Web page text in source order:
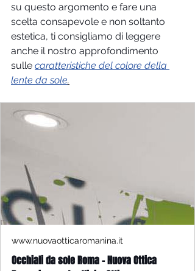
su questo argomento e fare una
scelta consapevole e non soltanto
estetica, ti consigliamo di leggere
anche il nostro approfondimento
sulle caratteristiche del colore della
lente da sole.
www.nuovaotticaromanina.it
Occhiali da sole Roma - Nuova Ottica